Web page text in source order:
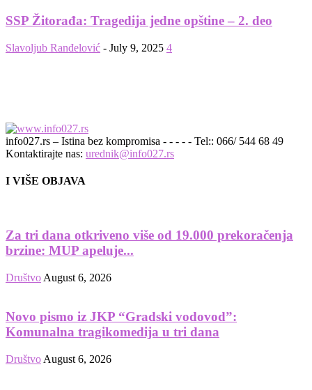
SSP Žitorađa: Tragedija jedne opštine – 2. deo
Slavoljub Ranđelović - July 9, 2025 4
info027.rs – Istina bez kompromisa - - - - - Tel:: 066/ 544 68 49
Kontaktirajte nas: urednik@info027.rs
I VIŠE OBJAVA
Za tri dana otkriveno više od 19.000 prekoračenja
brzine: MUP apeluje...
Društvo August 6, 2026
Novo pismo iz JKP “Gradski vodovod”:
Komunalna tragikomedija u tri dana
Društvo August 6, 2026